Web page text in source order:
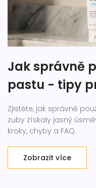
Jak správně
pastu - tipy
Zjistěte, jak správně
zuby získaly jasný
kroky, chyby a FAQ.
Zobrazit více